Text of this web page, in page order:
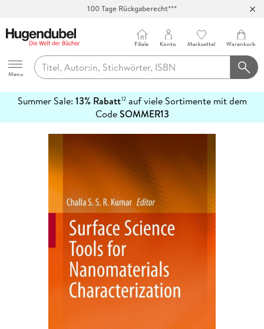
100 Tage Rückgaberecht***
Hugendubel
Menu
Filiale Konto Merkzettel Warenkorb
Summer Sale: 13% Rabatt12auf viele Sortimente mit dem
CodeSOMMER13
erfahren